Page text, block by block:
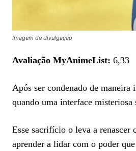
Imagem de divulgação
Avaliação MyAnimeList: 6,33
Após ser condenado de
quando uma interface
Esse sacrifício o leva a
aprender a lidar com o poder